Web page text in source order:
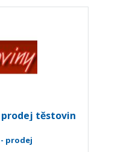
prodej těstovin
prodej